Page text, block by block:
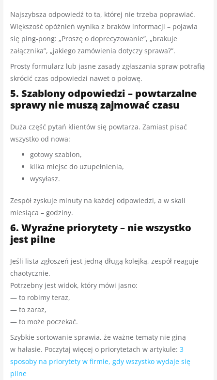
Najszybsza odpowiedź to ta, której nie trzeba poprawiać.
Większość opóźnień wynika z braków informacji – pojawia
się ping-pong: „Proszę o doprecyzowanie”, „brakuje
załącznika”, „jakiego zamówienia dotyczy sprawa?”.
Prosty formularz lub jasne zasady zgłaszania spraw potrafią
skrócić czas odpowiedzi nawet o połowę.
5. Szablony odpowiedzi – powtarzalne
sprawy nie muszą zajmować czasu
Duża część pytań klientów się powtarza. Zamiast pisać
wszystko od nowa:
gotowy szablon,
kilka miejsc do uzupełnienia,
wysyłasz.
Zespół zyskuje minuty na każdej odpowiedzi, a w skali
miesiąca – godziny.
6. Wyraźne priorytety – nie wszystko
jest pilne
Jeśli lista zgłoszeń jest jedną długą kolejką, zespół reaguje
chaotycznie.
Potrzebny jest widok, który mówi jasno:
— to robimy teraz,
— to zaraz,
— to może poczekać.
Szybkie sortowanie sprawia, że ważne tematy nie giną
w hałasie. Poczytaj więcej o priorytetach w artykule:3
sposoby na priorytety w firmie, gdy wszystko wydaje się
pilne